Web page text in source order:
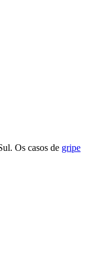
Os casos de gripe